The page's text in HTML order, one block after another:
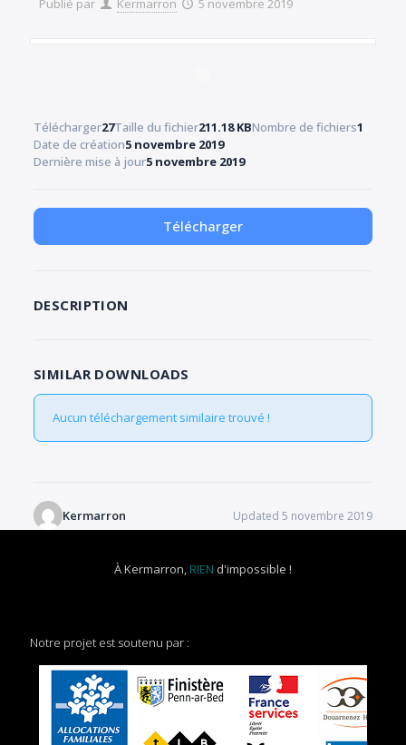
Publié par Kermarron 5 novembre 2019
Télécharger27Taille du fichier211.18 KBNombre de fichiers1
Date de création5 novembre 2019
Dernière mise à jour5 novembre 2019
Télécharger
DESCRIPTION
SIMILAR DOWNLOADS
Aucun téléchargement similaire trouvé !
Kermarron Updated 5 novembre 2019
À Kermarron, RIEN d'impossible !
Notre projet est soutenu par :